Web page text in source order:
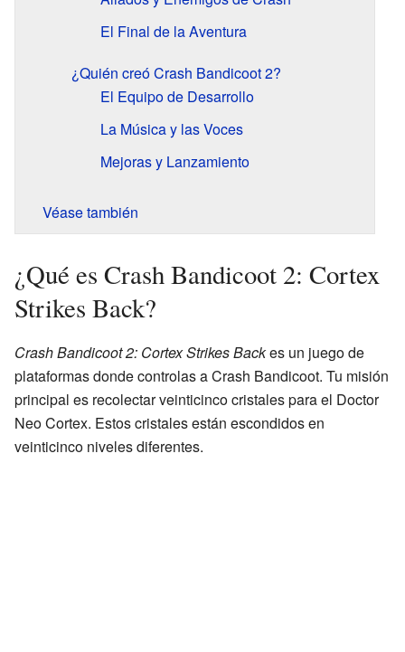
El Final de la Aventura
¿Quién creó Crash Bandicoot 2?
El Equipo de Desarrollo
La Música y las Voces
Mejoras y Lanzamiento
Véase también
¿Qué es Crash Bandicoot 2: Cortex
Strikes Back?
Crash Bandicoot 2: Cortex Strikes Backes un juego de
plataformas donde controlas a Crash Bandicoot. Tu misión
principal es recolectar veinticinco cristales para el Doctor
Neo Cortex. Estos cristales están escondidos en
veinticinco niveles diferentes.